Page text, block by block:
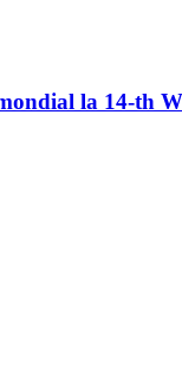
la 14-th